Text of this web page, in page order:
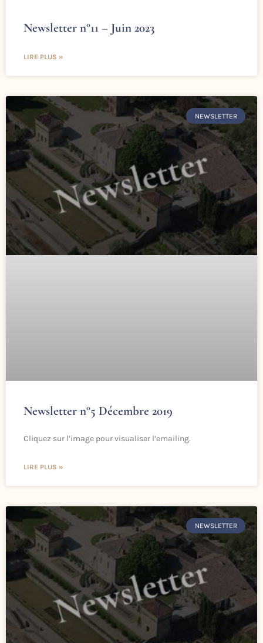
Newsletter n°11 – Juin 2023
LIRE PLUS »
NEWSLETTER
Newsletter n°5 Décembre 2019
Cliquez sur l’image pour visualiser l’emailing.
LIRE PLUS »
NEWSLETTER